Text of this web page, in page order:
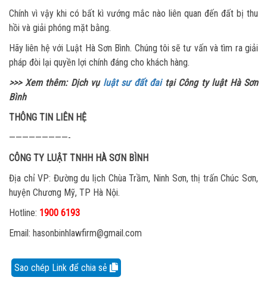
Chính vì vậy khi có bất kì vướng mắc nào liên quan đến đất bị thu
hồi và giải phóng mặt bằng.
Hãy liên hệ với Luật Hà Sơn Bình. Chúng tôi sẽ tư vấn và tìm ra giải
pháp đòi lại quyền lợi chính đáng cho khách hàng.
>>> Xem thêm: Dịch vụ luật sư đất đaitại Công ty luật Hà Sơn
Bình
THÔNG TIN LIÊN HỆ
—————————-
CÔNG TY LUẬT TNHH HÀ SƠN BÌNH
Địa chỉ VP: Đường du lịch Chùa Trầm, Ninh Sơn, thị trấn Chúc Sơn,
huyện Chương Mỹ, TP Hà Nội.
Hotline: 1900 6193
Email: hasonbinhlawfirm@gmail.com
Sao chép Link để chia sẻ